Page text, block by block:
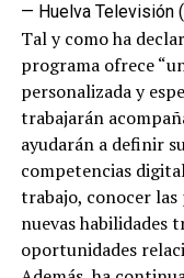
— Huelva Televisión
Tal y como ha
programa ofrece
personalizada y
trabajarán
ayudarán a definir
competencias
trabajo, conocer
nuevas habilidades
oportunidades